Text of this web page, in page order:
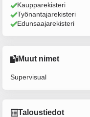
Kaupparekisteri
Työnantajarekisteri
Edunsaajarekisteri
Muut nimet
Supervisual
Taloustiedot